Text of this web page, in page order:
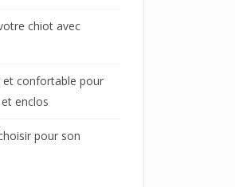
chiot avec
et confortable pour
enclos
pour son